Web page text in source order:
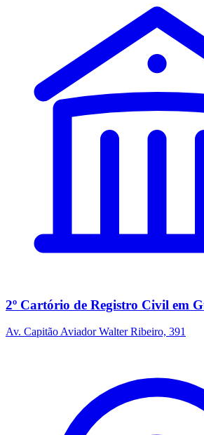
2º Cartório de Registro Civil em
Av. Capitão Aviador Walter Ribeiro, 391